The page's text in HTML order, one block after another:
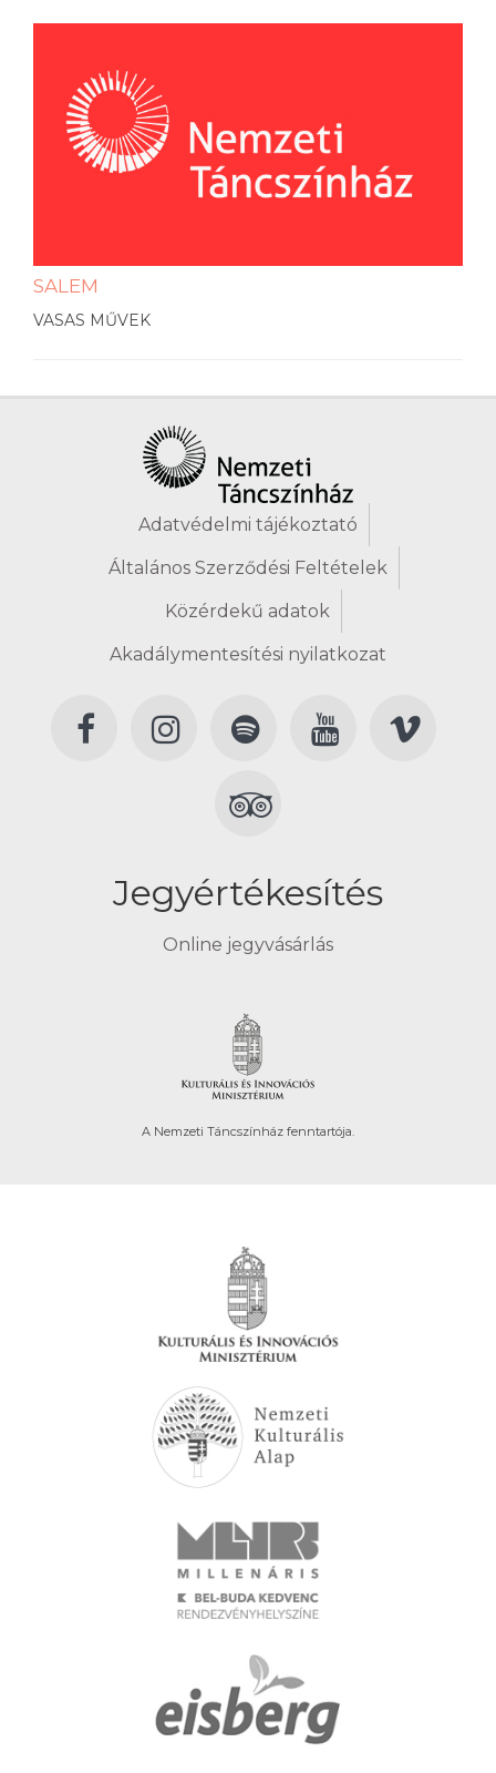
SALEM
VASAS MŰVEK
Adatvédelmi tájékoztató
Általános Szerződési Feltételek
Közérdekű adatok
Akadálymentesítési nyilatkozat
Jegyértékesítés
Online jegyvásárlás
A Nemzeti Táncszínház fenntartója.